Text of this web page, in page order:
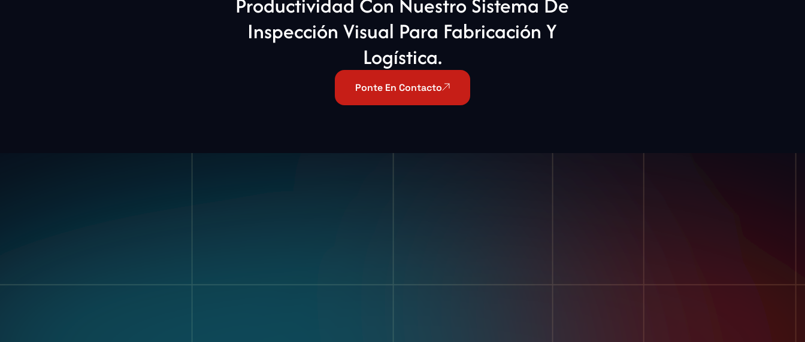
Inspección Visual Para Fabricación Y
Logística.
Ponte En Contacto
Nuestra Historia